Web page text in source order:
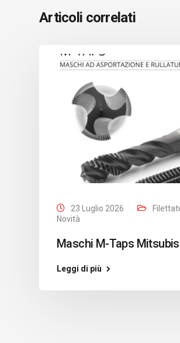
Articoli correlati
23 Luglio 2026
Novità
Maschi M-Taps
Leggi di più